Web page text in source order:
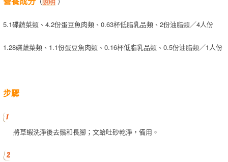
5.1碟蔬菜類、4.2份蛋豆魚肉類、0.63杯低脂乳品類、2份油脂類／4人份
1.28碟蔬菜類、1.1份蛋豆魚肉類、0.16杯低脂乳品類、0.5份油脂類／1人份
步驟
將草蝦洗淨後去鬚和長腳；文蛤吐砂乾淨，備用。